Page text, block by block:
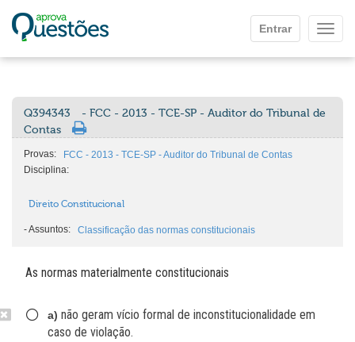
Entrar
Q394343
- FCC - 2013 - TCE-SP - Auditor do Tribunal de
Contas
Provas:
FCC - 2013 - TCE-SP - Auditor do Tribunal de Contas
Disciplina:
Direito Constitucional
-Assuntos: Classificação das normas constitucionais
As normas materialmente constitucionais
a) não geram vício formal de inconstitucionalidade em
caso de violação.